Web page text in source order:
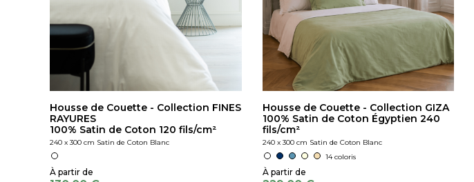
Housse de Couette - Collection FINES
RAYURES
100% Satin de Coton 120 fils/cm²
240 x 300 cm Satin de Coton Blanc
Housse de Couette - Collection GIZA
100% Satin de Coton Égyptien 240
fils/cm²
240 x 300 cm Satin de Coton Blanc
14 coloris